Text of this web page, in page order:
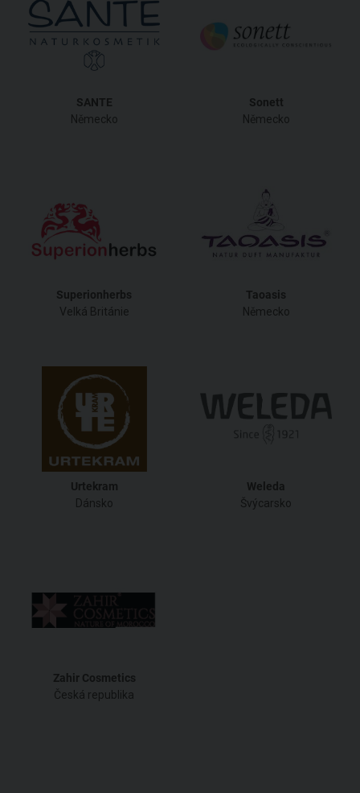
SANTE
Německo
Sonett
Německo
Superionherbs
Velká Británie
Taoasis
Německo
Urtekram
Dánsko
Weleda
Švýcarsko
Zahir Cosmetics
Česká republika